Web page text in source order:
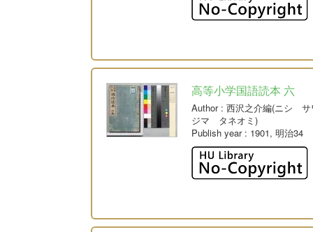
高等小学国語読本 六
Author: 西沢之介編(ニシ サ
ジマ タネオミ)
Publish year: 1901, 明治34